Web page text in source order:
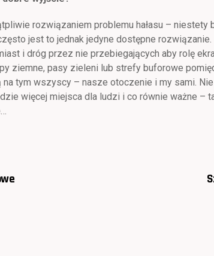
rozwiązaniem problemu hałasu – niestety
jest to jednak jedyne dostępne
i dróg przez nie przebiegających aby rolę
ziemne, pasy zieleni lub strefy buforowe
tym wszyscy – nasze otoczenie i my sami.
więcej miejsca dla ludzi i co równie ważne –